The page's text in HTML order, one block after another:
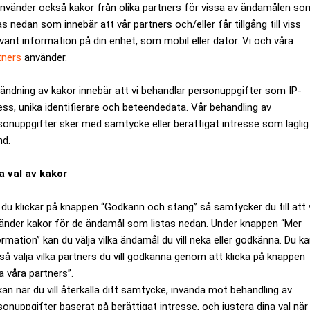
också kakor från olika partners för vissa av ändamålen
nedan som innebär att vår partners och/eller får tillgång till viss
information på din enhet, som mobil eller dator. Vi och våra
använder.
av kakor innebär att vi behandlar personuppgifter som IP-
unika identifierare och beteendedata. Vår behandling av
sker med samtycke eller berättigat intresse som laglig
val av kakor
klickar på knappen “Godkänn och stäng” så samtycker du till att
kakor för de ändamål som listas nedan. Under knappen “Mer
kan du välja vilka ändamål du vill neka eller godkänna. Du
välja vilka partners du vill godkänna genom att klicka på knappen
våra partners”.
när du vill återkalla ditt samtycke, invända mot behandling av
baserat på berättigat intresse, och justera dina val när
statistik som antydde att USA:s ekonomi går lite knackigt.
medan oljeriggsleverantören Schlumberger steg med 2,0
Caterpillar och kontorsvarujätten 3 M
procent och 3 M med 0,9 procent.
visserligen växte med 3,8 procent under